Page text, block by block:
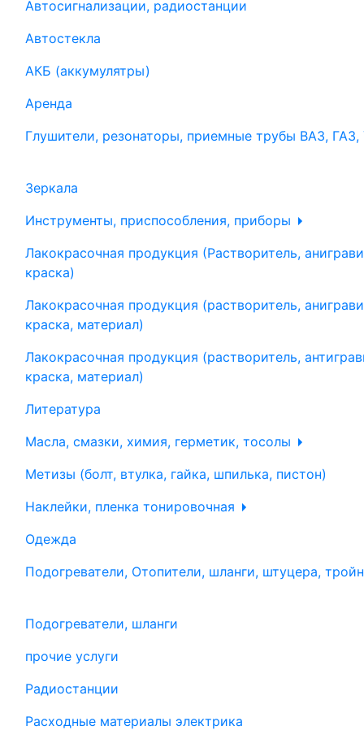
Автосигнализации, радиостанции
Автостекла
АКБ (аккумулятры)
Аренда
Глушители, резонаторы, приемные трубы ВАЗ, ГАЗ,
Зеркала
Инструменты, приспособления, приборы
Лакокрасочная продукция (Растворитель,
краска)
Лакокрасочная продукция (растворитель,
краска, материал)
Лакокрасочная продукция (растворитель,
краска, материал)
Литература
Масла, смазки, химия, герметик, тосолы
Метизы (болт, втулка, гайка, шпилька, пистон)
Наклейки, пленка тонировочная
Одежда
Подогреватели, Отопители, шланги, штуцера,
Подогреватели, шланги
прочие услуги
Радиостанции
Расходные материалы электрика